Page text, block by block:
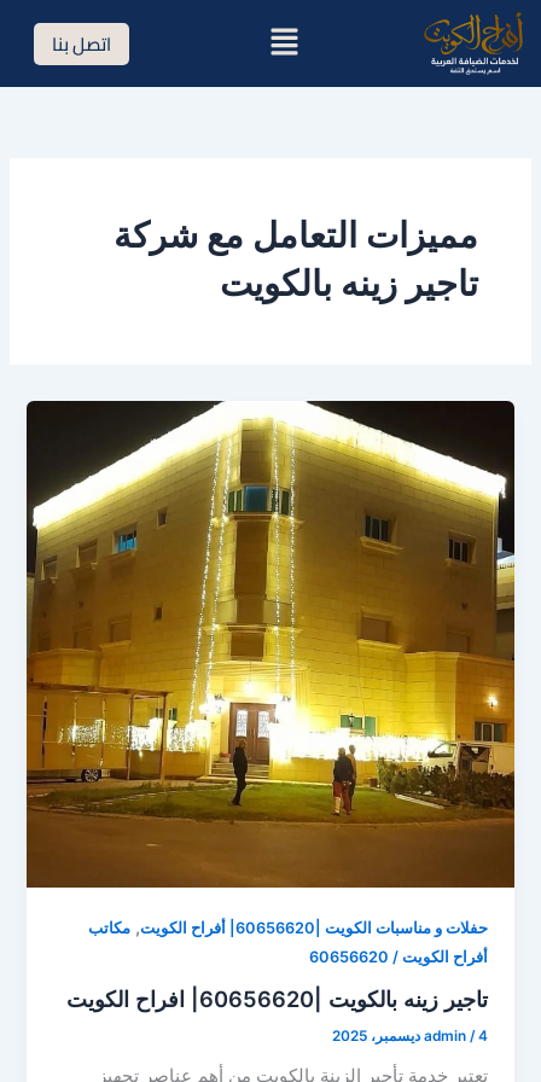
تخطي
إلى
المحتوى
القائمة اتصل بنا
مميزات التعامل مع شركة
تاجير زينه بالكويت
حفلات و مناسبات الكويت |60656620| أفراح الكويت ,مكاتب
أفراح الكويت / 60656620
تاجير زينه بالكويت |60656620| افراح الكويت
admin /4 ديسمبر، 2025
تعتبر خدمة تأجير الزينة بالكويت من أهم عناصر تجهيز